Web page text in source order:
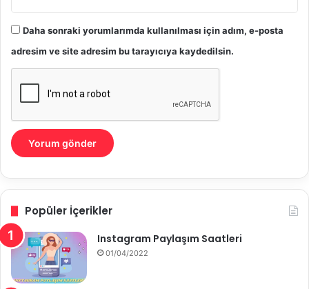
Daha sonraki yorumlarımda kullanılması için adım, e-posta
adresim ve site adresim bu tarayıcıya kaydedilsin.
Popüler İçerikler
Instagram Paylaşım Saatleri
01/04/2022